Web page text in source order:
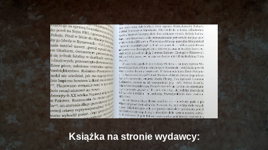
Książka na stronie wydawcy: